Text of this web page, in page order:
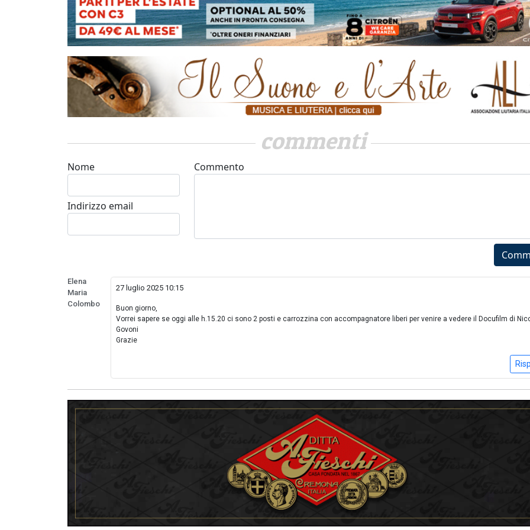
commenti
Nome
Indirizzo email
Commento
Elena
Maria
Colombo
27 luglio 2025 10:15
Buon giorno,
Vorrei sapere se oggi alle h.15.20 ci sono 2 posti e carrozzina con accompagnatore liberi per venire a vedere il Docufilm di
Govoni
Grazie